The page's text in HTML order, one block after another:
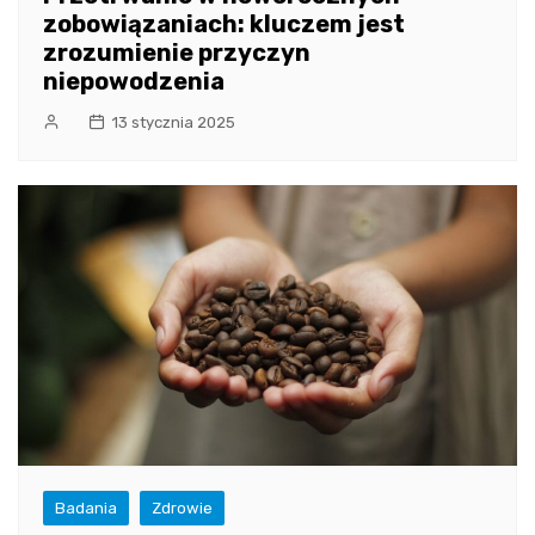
zobowiązaniach: kluczem jest
zrozumienie przyczyn
niepowodzenia
13 stycznia 2025
Badania Zdrowie